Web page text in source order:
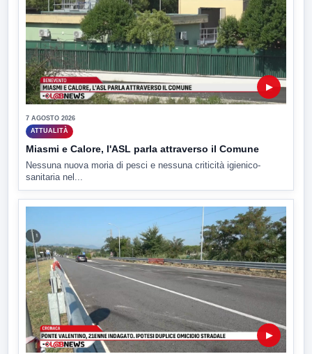
▶
7 AGOSTO 2026
ATTUALITÀ
Miasmi e Calore, l'ASL parla attraverso il Comune
Nessuna nuova moria di pesci e nessuna criticità igienico-
sanitaria nel...
▶